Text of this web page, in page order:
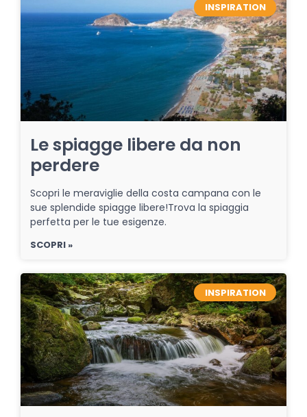
INSPIRATION
Le spiagge libere da non
perdere
Scopri le meraviglie della costa campana con le
sue splendide spiagge libere!Trova la spiaggia
perfetta per le tue esigenze.
SCOPRI »
INSPIRATION